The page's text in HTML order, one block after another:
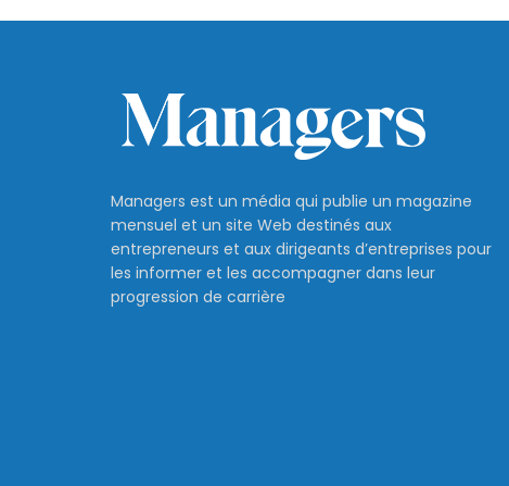
Managers est un média qui publie un magazine
mensuel et un site Web destinés aux
entrepreneurs et aux dirigeants d’entreprises pour
les informer et les accompagner dans leur
progression de carrière